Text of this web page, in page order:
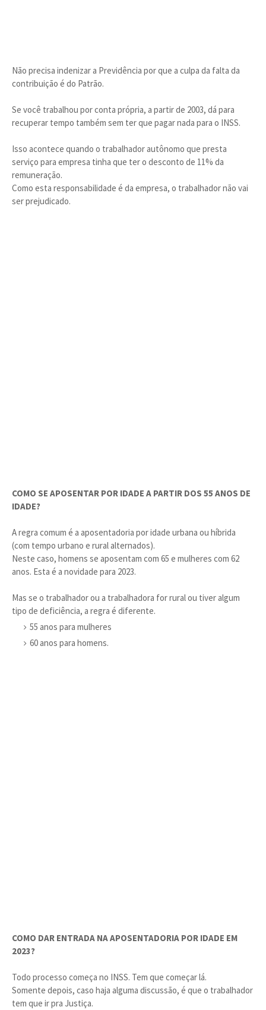
Não precisa indenizar a Previdência por que a culpa da falta da
contribuição é do Patrão.
Se você trabalhou por conta própria, a partir de 2003, dá para
recuperar tempo também sem ter que pagar nada para o INSS.
Isso acontece quando o trabalhador autônomo que presta
serviço para empresa tinha que ter o desconto de 11% da
remuneração.
Como esta responsabilidade é da empresa, o trabalhador não vai
ser prejudicado.
COMO SE APOSENTAR POR IDADE A PARTIR DOS 55 ANOS DE
IDADE?
A regra comum é a aposentadoria por idade urbana ou híbrida
(com tempo urbano e rural alternados).
Neste caso, homens se aposentam com 65 e mulheres com 62
anos. Esta é a novidade para 2023.
Mas se o trabalhador ou a trabalhadora for rural ou tiver algum
tipo de deficiência, a regra é diferente.
55 anos para mulheres
60 anos para homens.
COMO DAR ENTRADA NA APOSENTADORIA POR IDADE EM
2023?
Todo processo começa no INSS. Tem que começar lá.
Somente depois, caso haja alguma discussão, é que o trabalhador
tem que ir pra Justiça.